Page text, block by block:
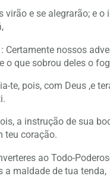
virão e se alegrarão; e o
Certamente nossos
o que sobrou deles o
te, pois, com Deus ,e
a instrução de sua
teu coração.
ao Todo-
a maldade de tua tenda,